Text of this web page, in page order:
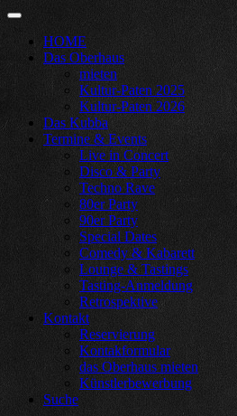
HOME
Das Oberhaus
mieten
Kultur-Paten 2025
Kultur-Paten 2026
Das Kubba
Termine & Events
Live in Concert
Disco & Party
Techno Rave
80er Party
90er Party
Special Dates
Comedy & Kabarett
Lounge & Tastings
Tasting-Anmeldung
Retrospektive
Kontakt
Reservierung
Kontakformular
das Oberhaus mieten
Künstlerbewerbung
Suche